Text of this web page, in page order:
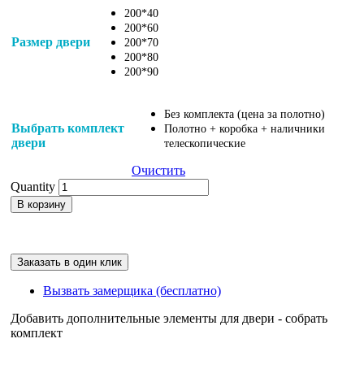
Размер двери
200*40
200*60
200*70
200*80
200*90
Выбрать комплект
двери
Без комплекта (цена за полотно)
Полотно + коробка + наличники
телескопические
Очистить
Quantity
В корзину
Заказать в один клик
Вызвать замерщика (бесплатно)
Добавить дополнительные элементы для двери - собрать
комплект